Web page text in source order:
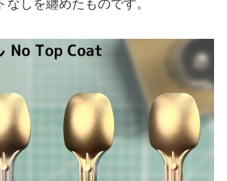
なしを纏めたものです。